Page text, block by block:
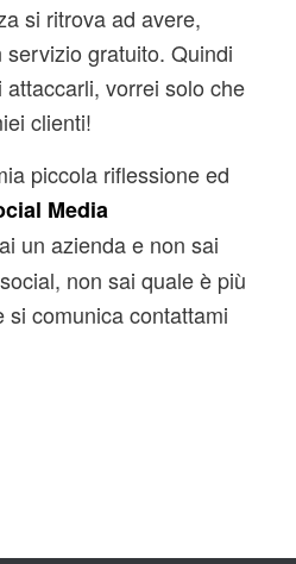
si ritrova ad avere,
gratuito. Quindi
vorrei solo che
clienti!
piccola riflessione ed
Media
un azienda e non sai
non sai quale è più
si comunica contattami